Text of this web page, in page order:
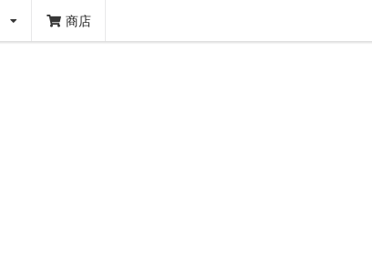
商店